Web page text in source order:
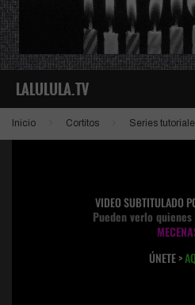
¿QUÉ ES
Inicio Cortitos Series
VIDEO SUBTITULADO
Pueden verlo
ÚNETE >